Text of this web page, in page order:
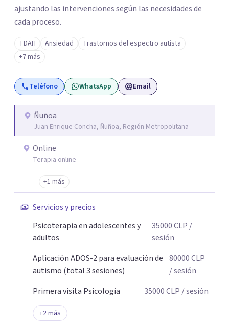
ajustando las intervenciones según las necesidades de
cada proceso.
TDAH Ansiedad
Trastornos del espectro autista
+7 más
Teléfono WhatsApp Email
Ñuñoa
Juan Enrique Concha, Ñuñoa, Región Metropolitana
Online
Terapia online
+1 más
Servicios y precios
Psicoterapia en adolescentes y
adultos
35000 CLP /
sesión
Aplicación ADOS-2 para evaluación de
autismo (total 3 sesiones)
80000CLP
/ sesión
Primera visita Psicología
35000CLP / sesión
+2más